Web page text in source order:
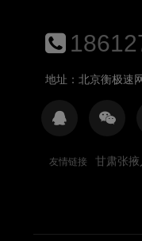
地址：北京衡极速
友情链接 甘肃张掖